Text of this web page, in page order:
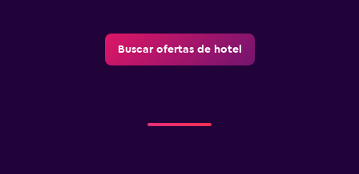
Buscar ofertas de hotel